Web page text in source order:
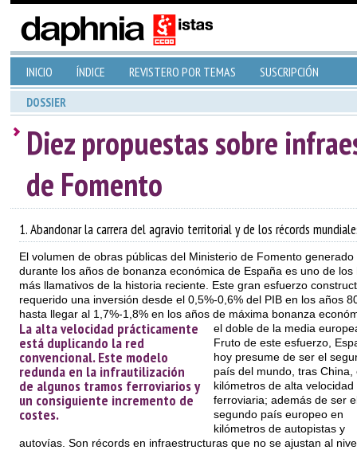
INICIO ÍNDICE REVISTERO POR TEMAS SUSCRIPCIÓN
DOSSIER
Diez propuestas sobre
de Fomento
1. Abandonar la carrera del agravio territorial y de los récords
El volumen de obras públicas del Ministerio de Fomento generado
durante los años de bonanza económica de España es uno de los
más llamativos de la historia reciente. Este gran esfuerzo
requerido una inversión desde el 0,5%-0,6% del PIB en los años
hasta llegar al 1,7%-1,8% en los años de máxima bonanza
el doble de la media
La alta velocidad prácticamente
está duplicando la red
convencional. Este modelo
redunda en la infrautilización
de algunos tramos ferroviarios y
un consiguiente incremento de
costes.
Fruto de este esfuerzo,
hoy presume de ser el
país del mundo, tras China,
kilómetros de alta velocidad
ferroviaria; además de ser
segundo país europeo en
kilómetros de autopistas y
autovías. Son récords en infraestructuras que no se ajustan al